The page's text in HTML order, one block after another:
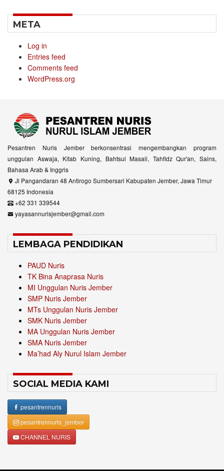
META
Log in
Entries feed
Comments feed
WordPress.org
Pesantren Nuris Jember berkonsentrasi mengembangkan program
unggulan Aswaja, Kitab Kuning, Bahtsul Masail, Tahfidz Qur'an, Sains,
Bahasa Arab & Inggris
Jl Pangandaran 48 Antirogo Sumbersari Kabupaten Jember, Jawa Timur
68125 Indonesia
+62 331 339544
yayasannurisjember@gmail.com
LEMBAGA PENDIDIKAN
PAUD Nuris
TK Bina Anaprasa Nuris
MI Unggulan Nuris Jember
SMP Nuris Jember
MTs Unggulan Nuris Jember
SMK Nuris Jember
MA Unggulan Nuris Jember
SMA Nuris Jember
Ma’had Aly Nurul Islam Jember
SOCIAL MEDIA KAMI
pesantrennuris
pesantrennuris_jember
CHANNEL NURIS